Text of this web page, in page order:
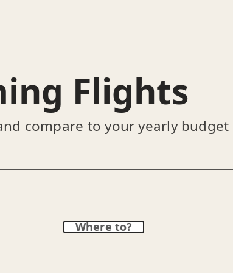
Flights
compare to your yearly budget
Where to?